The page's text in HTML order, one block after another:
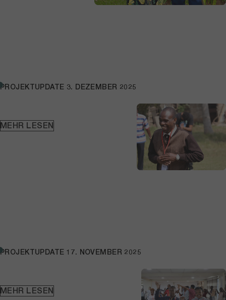
PROJEKTUPDATE 3. DEZEMBER 2025
MEHR LESEN
PROJEKTUPDATE 17. NOVEMBER 2025
MEHR LESEN